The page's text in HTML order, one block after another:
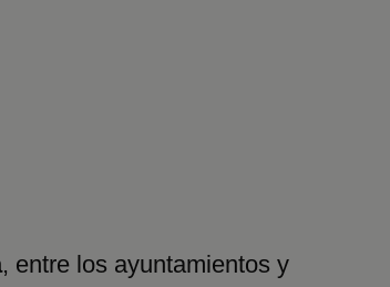
, entre los ayuntamientos y